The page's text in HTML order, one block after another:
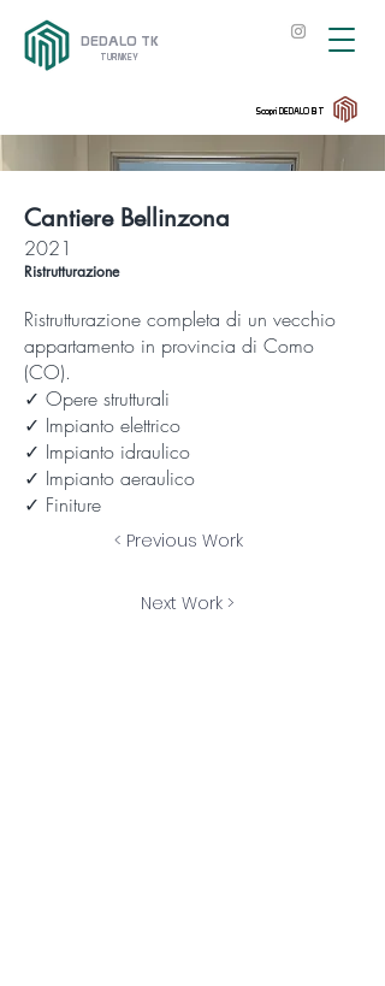
DEDALO TK
TURNKEY
Scopri DEDALO BT
Cantiere Bellinzona
2021
Ristrutturazione
Ristrutturazione completa di un vecchio
appartamento in provincia di Como
(CO).
✓ Opere strutturali
✓ Impianto elettrico
✓ Impianto idraulico
✓ Impianto aeraulico
✓ Finiture
< Previous Work
Next Work >